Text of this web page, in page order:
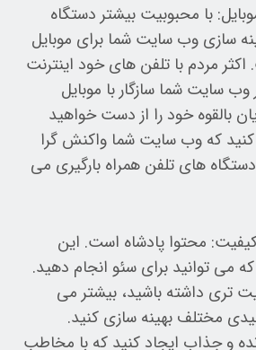
با محبوبیت بیشتر دستگاه
سازی وب سایت شما برای موبایل
مردم با تلفن های خود اینترنت
وب سایت شما سازگار با موبایل
بالقوه خود را از دست خواهید
که وب سایت شما واکنش گرا
های تلفن همراه بارگیری می
کیفیت: محتوا پادشاه است. این
می توانید برای سئو انجام دهید.
تری داشته باشید، بیشتر می
مختلف بهینه سازی کنید.
و جذاب ایجاد کنید که با مخاطب